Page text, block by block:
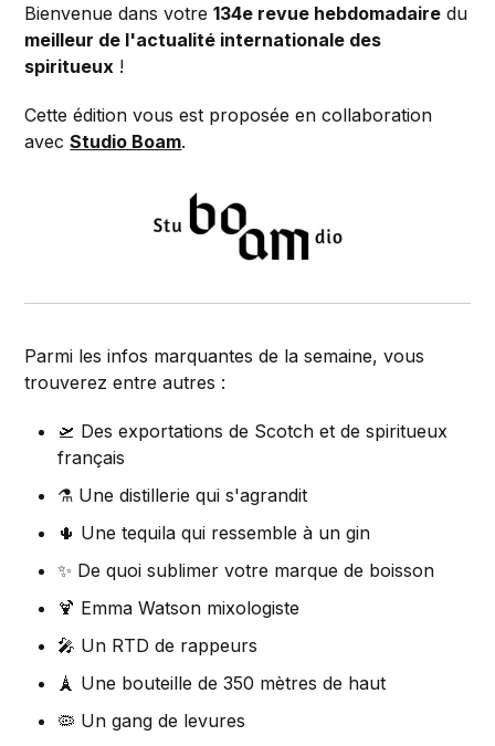
Bienvenue dans votre134e revue hebdomadaire du
meilleur de l'actualité internationale des
spiritueux !
Cette édition vous est proposée en collaboration
avecStudio Boam.
Parmi les infos marquantes de la semaine, vous
trouverez entre autres :
🛫 Des exportations de Scotch et de spiritueux
français
⚗ Une distillerie qui s'agrandit
🌵 Une tequila qui ressemble à un gin
✨ De quoi sublimer votre marque de boisson
🍹 Emma Watson mixologiste
🎤 Un RTD de rappeurs
🗼 Une bouteille de 350 mètres de haut
🦠 Un gang de levures